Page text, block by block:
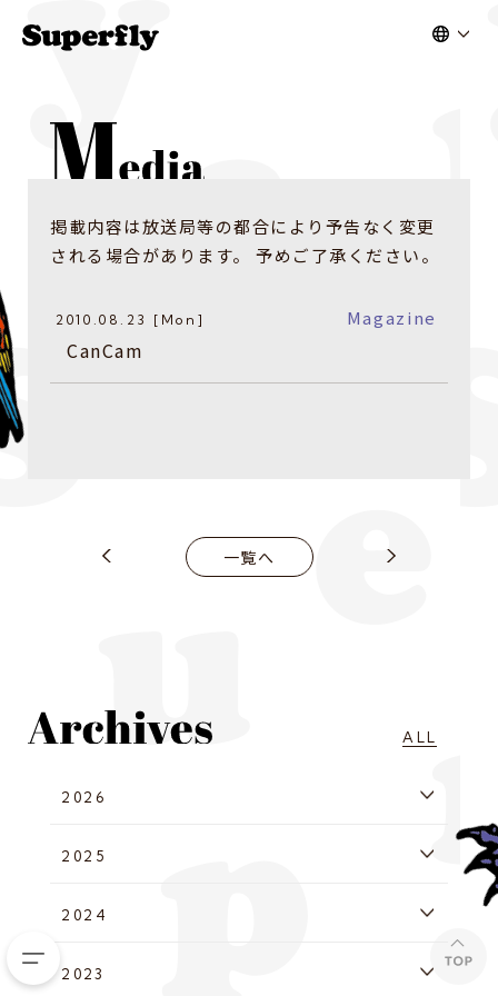
掲載内容は放送局等の都合により予告なく変更
される場合があります。 予めご了承ください。
2010.08.23 [Mon] Magazine
CanCam
一覧へ
ALL
2026
2025
2024
2023